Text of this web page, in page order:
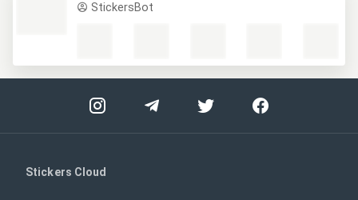
StickersBot
Stickers Cloud